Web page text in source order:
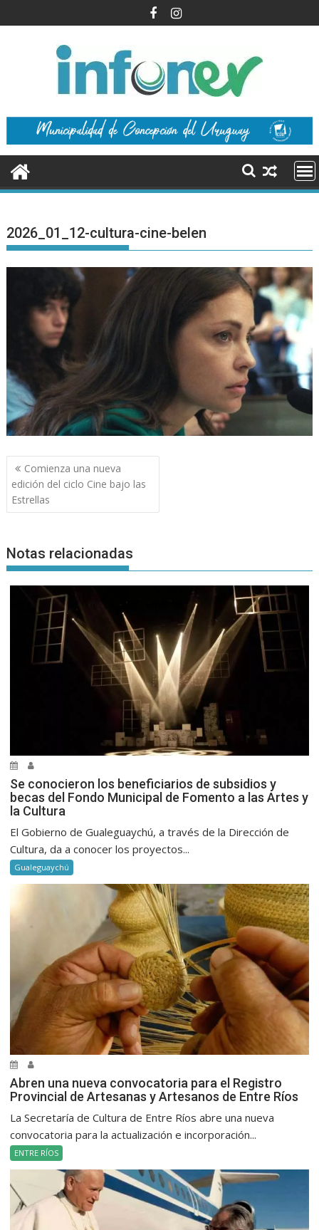
al
2026_01_12-cultura-cine-belen
Navegación
de
entradas
Comienza una nueva
edición del ciclo Cine bajo las
Estrellas
Notas relacionadas
Se conocieron los beneficiarios de subsidios y
becas del Fondo Municipal de Fomento a las Artes y
la Cultura
El Gobierno de Gualeguaychú, a través de la Dirección de
Cultura, da a conocer los proyectos...
Gualeguaychú
Abren una nueva convocatoria para el Registro
Provincial de Artesanas y Artesanos de Entre Ríos
La Secretaría de Cultura de Entre Ríos abre una nueva
convocatoria para la actualización e incorporación...
ENTRE RÍOS